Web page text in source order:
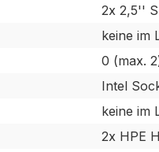
2x 2,5''
keine im
0 (max.
Intel
keine im
2x HPE